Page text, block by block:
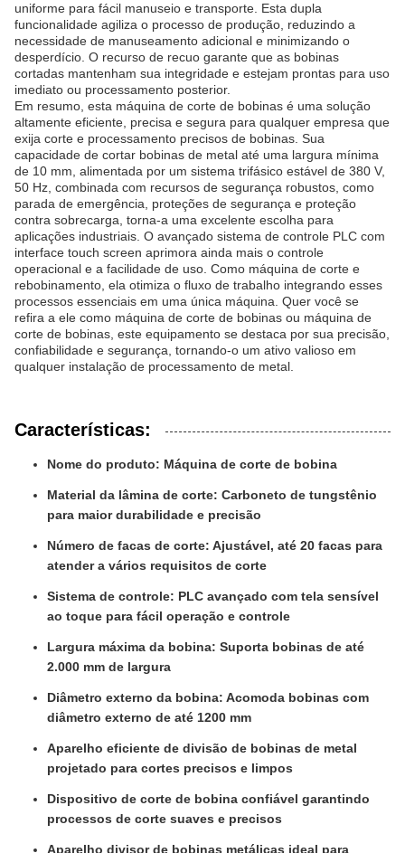
uniforme para fácil manuseio e transporte. Esta dupla
funcionalidade agiliza o processo de produção, reduzindo a
necessidade de manuseamento adicional e minimizando o
desperdício. O recurso de recuo garante que as bobinas
cortadas mantenham sua integridade e estejam prontas para uso
imediato ou processamento posterior.
Em resumo, esta máquina de corte de bobinas é uma solução
altamente eficiente, precisa e segura para qualquer empresa que
exija corte e processamento precisos de bobinas. Sua
capacidade de cortar bobinas de metal até uma largura mínima
de 10 mm, alimentada por um sistema trifásico estável de 380 V,
50 Hz, combinada com recursos de segurança robustos, como
parada de emergência, proteções de segurança e proteção
contra sobrecarga, torna-a uma excelente escolha para
aplicações industriais. O avançado sistema de controle PLC com
interface touch screen aprimora ainda mais o controle
operacional e a facilidade de uso. Como máquina de corte e
rebobinamento, ela otimiza o fluxo de trabalho integrando esses
processos essenciais em uma única máquina. Quer você se
refira a ele como máquina de corte de bobinas ou máquina de
corte de bobinas, este equipamento se destaca por sua precisão,
confiabilidade e segurança, tornando-o um ativo valioso em
qualquer instalação de processamento de metal.
Características:
Nome do produto: Máquina de corte de bobina
Material da lâmina de corte: Carboneto de tungstênio
para maior durabilidade e precisão
Número de facas de corte: Ajustável, até 20 facas para
atender a vários requisitos de corte
Sistema de controle: PLC avançado com tela sensível
ao toque para fácil operação e controle
Largura máxima da bobina: Suporta bobinas de até
2.000 mm de largura
Diâmetro externo da bobina: Acomoda bobinas com
diâmetro externo de até 1200 mm
Aparelho eficiente de divisão de bobinas de metal
projetado para cortes precisos e limpos
Dispositivo de corte de bobina confiável garantindo
processos de corte suaves e precisos
Aparelho divisor de bobinas metálicas ideal para